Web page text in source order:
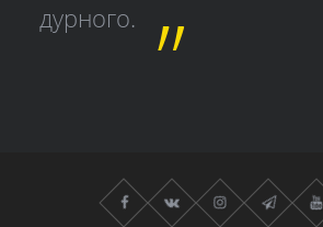
дурного.